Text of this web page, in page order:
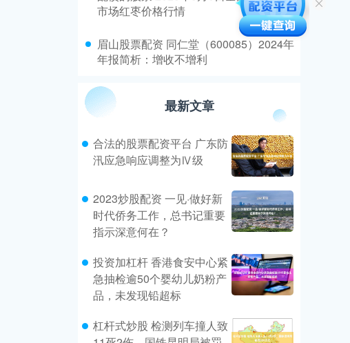
市场红枣价格行情
​眉山股票配资 同仁堂（600085）2024年
年报简析：增收不增利
最新文章
合法的股票配资平台 广东防
汛应急响应调整为Ⅳ级
2023炒股配资 一见·做好新
时代侨务工作，总书记重要
指示深意何在？
投资加杠杆 香港食安中心紧
急抽检逾50个婴幼儿奶粉产
品，未发现铅超标
杠杆式炒股 检测列车撞人致